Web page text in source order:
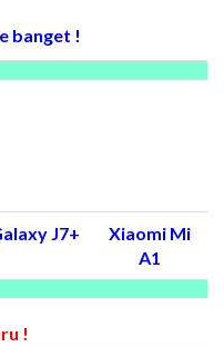
banget !
J7+
Xiaomi Mi
A1
!